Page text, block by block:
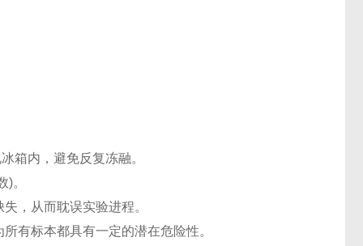
箱内，避免反复冻融。
。
，从而耽误实验进程。
有标本都具有一定的潜在危险性。